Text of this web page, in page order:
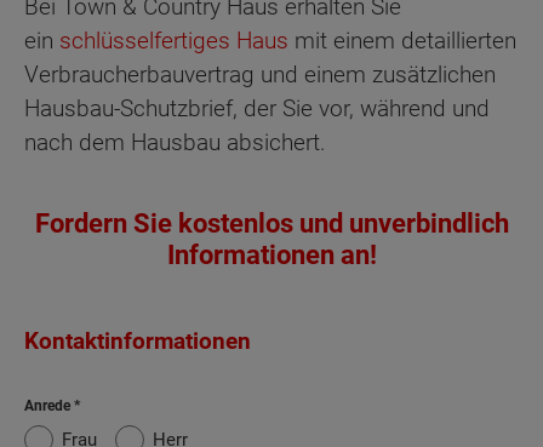
Bei Town & Country Haus erhalten Sie
ein schlüsselfertiges Haus mit einem detaillierten
Verbraucherbauvertrag und einem zusätzlichen
Hausbau-Schutzbrief, der Sie vor, während und
nach dem Hausbau absichert.
Fordern Sie kostenlos und unverbindlich
Informationen an!
Kontaktinformationen
Anrede
Frau Herr